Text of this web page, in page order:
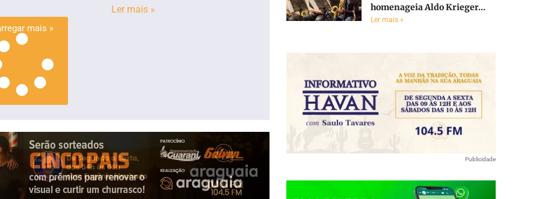
Ler mais »
mais »
homenageia Aldo Krieger...
Ler mais »
Publicidade